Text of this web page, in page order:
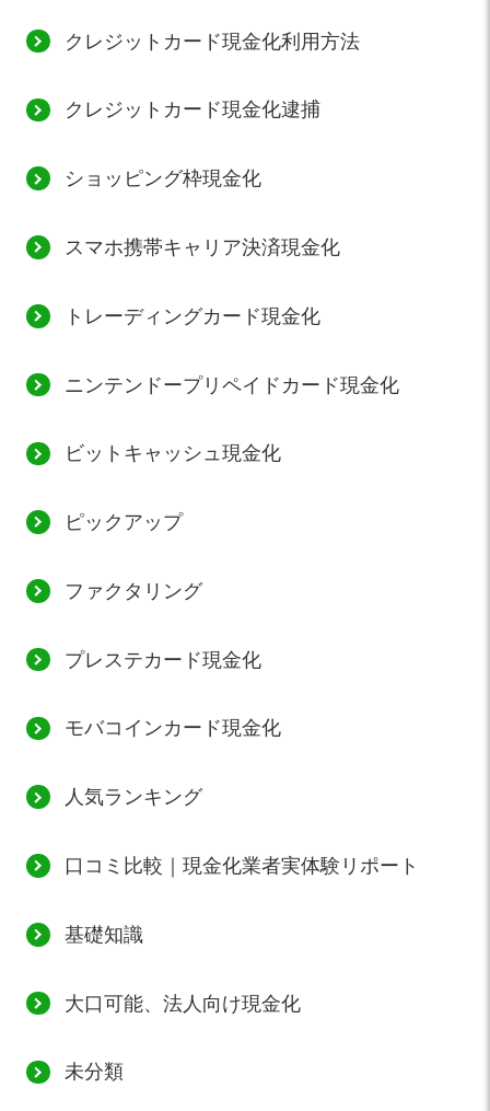
クレジットカード現金化利用方法
クレジットカード現金化逮捕
ショッピング枠現金化
スマホ携帯キャリア決済現金化
トレーディングカード現金化
ニンテンドープリペイドカード現金化
ビットキャッシュ現金化
ピックアップ
ファクタリング
プレステカード現金化
モバコインカード現金化
人気ランキング
口コミ比較｜現金化業者実体験リポート
基礎知識
大口可能、法人向け現金化
未分類